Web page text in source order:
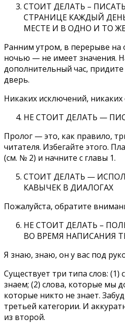
СТОИТ ДЕЛАТЬ –
СТРАНИЦЕ КАЖДЫЙ
МЕСТЕ И В ОДНО И ТО
Ранним утром, в перерыве на
ночью — не имеет значения.
дополнительный час,
дверь.
Никаких исключений,
НЕ СТОИТ ДЕЛАТЬ —
Пролог — это, как правило,
читателя. Избегайте этого.
(см. № 2) и начните с главы 1.
СТОИТ ДЕЛАТЬ —
КАВЫЧЕК В ДИАЛОГАХ
Пожалуйста, обратите
НЕ СТОИТ ДЕЛАТЬ –
ВО ВРЕМЯ НАПИСАНИЯ
Я знаю, знаю, он у вас под
Существует три типа слов:
знаем; (2) слова, которые мы
которые никто не знает.
третьей категории. И
из второй.